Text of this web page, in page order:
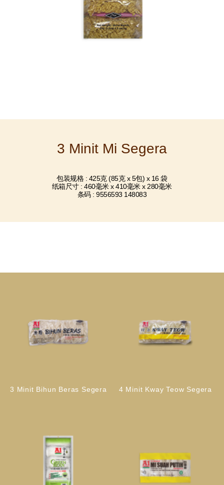
3 Minit Mi Segera
包装规格 : 425克 (85克 x 5包) x 16 袋
纸箱尺寸 : 460毫米 x 410毫米 x 280毫米
条码 : 9556593 148083
3 Minit Bihun Beras Segera 4 Minit Kway Teow Segera